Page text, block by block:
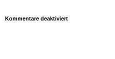
Kommentare deaktiviertfür